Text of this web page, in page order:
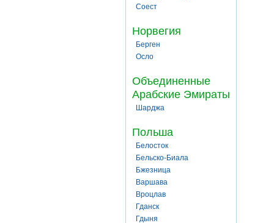
Соест
Норвегия
Берген
Осло
Объединенные
Арабские Эмираты
Шарджа
Польша
Белосток
Бельско-Биала
Бжезница
Варшава
Вроцлав
Гданск
Гдыня